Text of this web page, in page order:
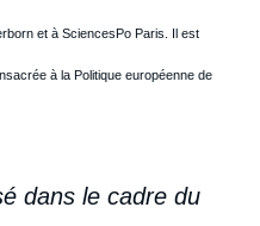
et à SciencesPo Paris. Il est
à la Politique européenne de
dans le cadre du